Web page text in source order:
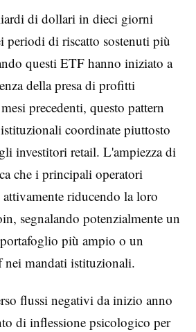
di dollari in dieci giorni
periodi di riscatto sostenuti più
questi ETF hanno iniziato a
della presa di profitti
precedenti, questo pattern
coordinate piuttosto
investitori retail. L'ampiezza di
che i principali operatori
riducendo la loro
segnalando potenzialmente un
più ampio o un
mandati istituzionali.
flussi negativi da inizio anno
di inflessione psicologico per